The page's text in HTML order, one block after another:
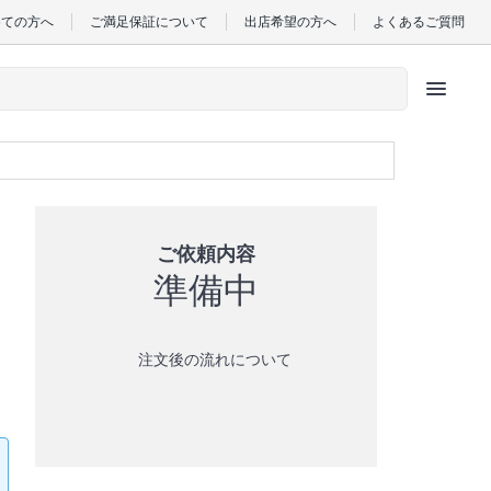
の方へ ご満足保証について 出店希望の方へ よくあるご質問
menu
ご依頼内容
準備中
注文後の流れについて